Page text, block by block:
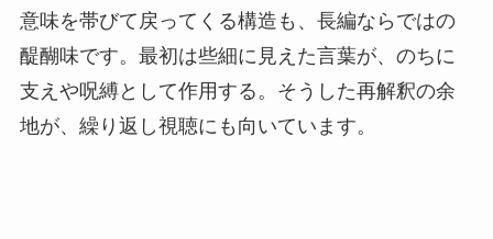
意味を帯びて戻ってくる構造も、長編ならではの
醍醐味です。最初は些細に見えた言葉が、のちに
支えや呪縛として作用する。そうした再解釈の余
地が、繰り返し視聴にも向いています。